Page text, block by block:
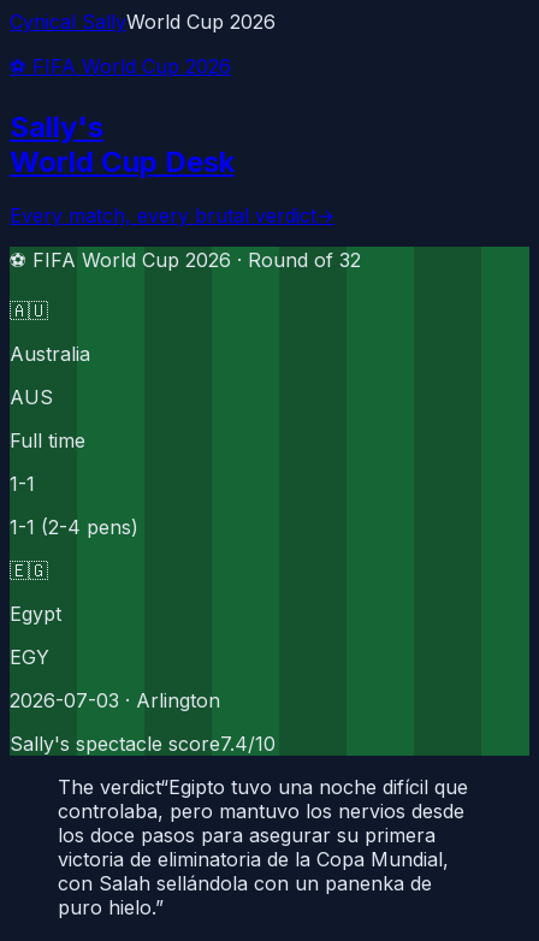
Cynical SallyWorld Cup 2026
⚽ FIFA World Cup 2026
Sally's
World Cup Desk
Every match, every brutal verdict→
⚽ FIFA World Cup 2026 · Round of 32
🇦🇺
Australia
AUS
Full time
1-1
1-1 (2-4 pens)
🇪🇬
Egypt
EGY
2026-07-03 · Arlington
Sally's spectacle score7.4/10
The verdict“Egipto tuvo una noche difícil que
controlaba, pero mantuvo los nervios desde
los doce pasos para asegurar su primera
victoria de eliminatoria de la Copa Mundial,
con Salah sellándola con un panenka de
puro hielo.”